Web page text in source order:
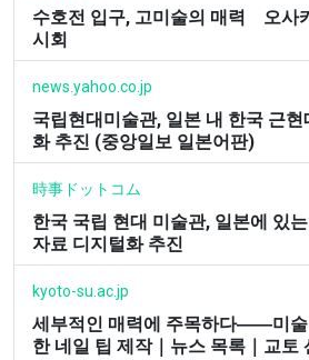
수호전 입구, 고미술의 매력 오사
시회
news.yahoo.co.jp
국립현대미술관, 일본 내 한국 근
화 추진 (중앙일보 일본어판)
時事ドットコム
한국 국립 현대 미술관, 일본에 있
자료 디지털화 추진
kyoto-su.ac.jp
세부적인 매력에 주목하다――미술
한 네일 팁 제작｜뉴스 목록｜교토